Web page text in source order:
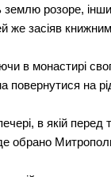
розоре,
же засіяв
в монастирі
повернутися на
в якій
обрано